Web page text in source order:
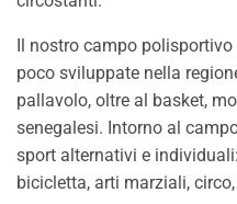
Il nostro campo
poco sviluppate nella
pallavolo, oltre al basket,
senegalesi. Intorno al
sport alternativi e
bicicletta, arti marziali,